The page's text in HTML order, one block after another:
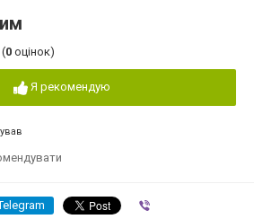
(0 оцінок)
Я рекомендую